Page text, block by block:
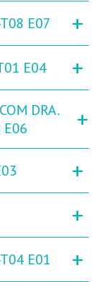
E07 +
E04 +
DRA.
E06
+
+
+
E01 +